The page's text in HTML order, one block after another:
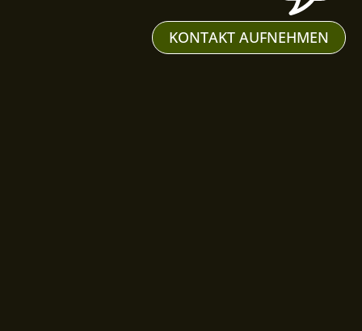
KONTAKT AUFNEHMEN